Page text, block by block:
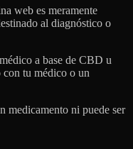
web es meramente
al diagnóstico o
a base de CBD u
con tu médico o un
medicamento ni puede ser